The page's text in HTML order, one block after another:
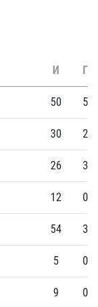
И Г
50 5
30 2
26 3
12 0
54 3
5 0
9 0